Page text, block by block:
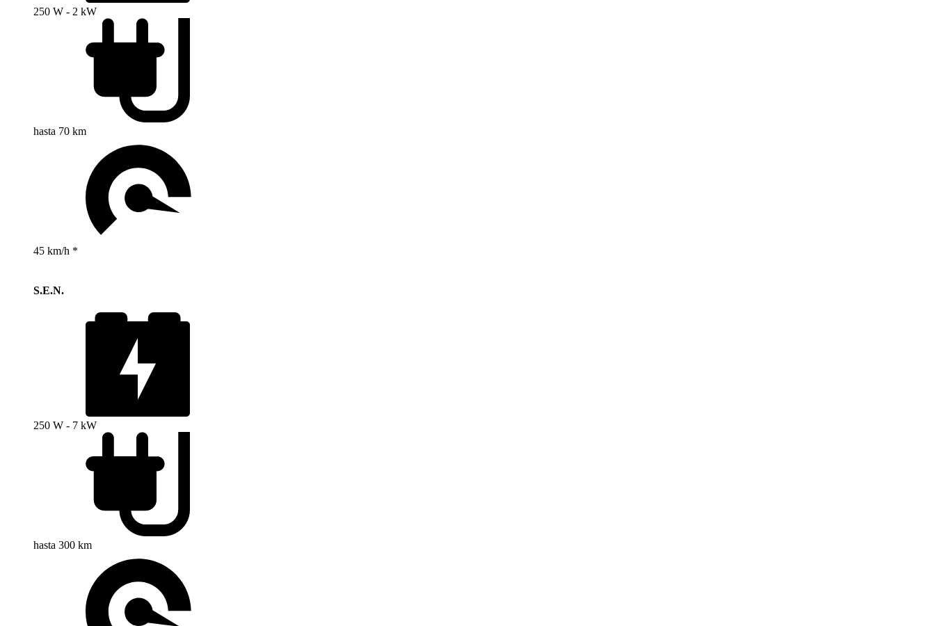
250 W - 2 kW
hasta 70 km
45 km/h *
S.E.N.
250 W - 7 kW
hasta 300 km